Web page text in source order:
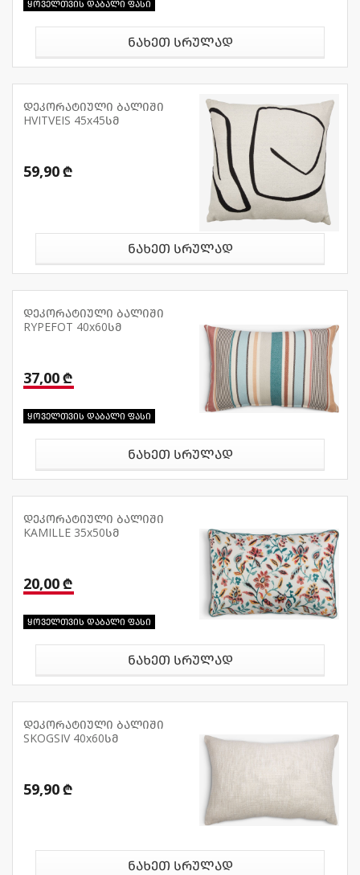
ყოველთვის დაბალი ფასი
ნახეთ სრულად
დეკორატიული ბალიში
HVITVEIS 45x45სმ
59,90 ₾
ნახეთ სრულად
დეკორატიული ბალიში
RYPEFOT 40x60სმ
37,00 ₾
ყოველთვის დაბალი ფასი
ნახეთ სრულად
დეკორატიული ბალიში
KAMILLE 35x50სმ
20,00 ₾
ყოველთვის დაბალი ფასი
ნახეთ სრულად
დეკორატიული ბალიში
SKOGSIV 40x60სმ
59,90 ₾
ნახეთ სრულად